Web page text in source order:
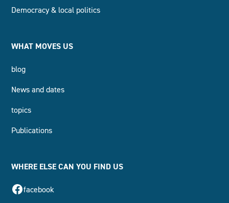
Democracy & local politics
WHAT MOVES US
blog
News and dates
topics
Publications
WHERE ELSE CAN YOU FIND US
facebook